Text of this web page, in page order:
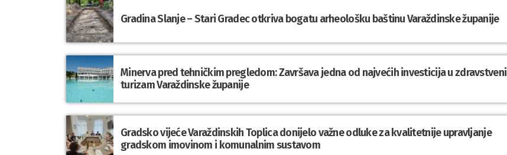
Gradina Slanje – Stari Gradec otkriva bogatu arheološku baštinu Varaždinske županije
Minerva pred tehničkim pregledom: Završava jedna od najvećih investicija u zdravstveni
turizam Varaždinske županije
Gradsko vijeće Varaždinskih Toplica donijelo važne odluke za kvalitetnije upravljanje
gradskom imovinom i komunalnim sustavom